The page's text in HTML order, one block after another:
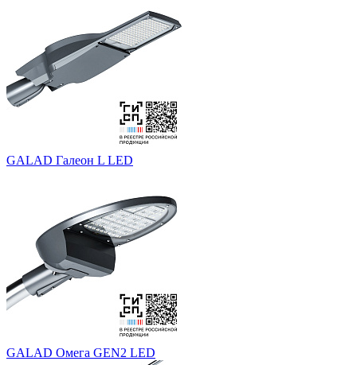
GALAD Галеон L LED
GALAD Омега GEN2 LED